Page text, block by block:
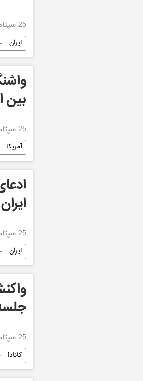
25 سپتامبر 2023, 22:10
ایران
بین
25 سپتامبر 2023, 21:40
آمریکا
25 سپتامبر 2023, 21:15
ایران
25 سپتامبر 2023, 20:45
کانادا